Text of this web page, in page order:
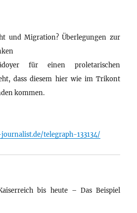
und Migration? Überlegungen zur
für einen proletarischen
dass diesem hier wie im Trikont
kommen.
telegraph-133134/
bis heute – Das Beispiel